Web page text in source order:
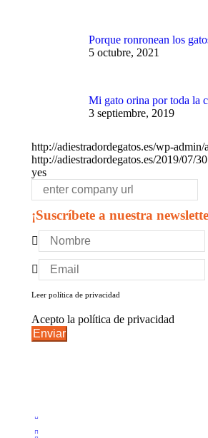
Porque ronronean los
5 octubre, 2021
Mi gato orina por toda la
3 septiembre, 2019
http://adiestradordegatos.es/wp-
http://adiestradordegatos.es/2019/07/30
yes
¡Suscríbete a nuestra
Leer política de privacidad
Acepto la política de privacidad
Enviar